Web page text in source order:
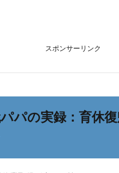
スポンサーリンク
パの実録：育休復